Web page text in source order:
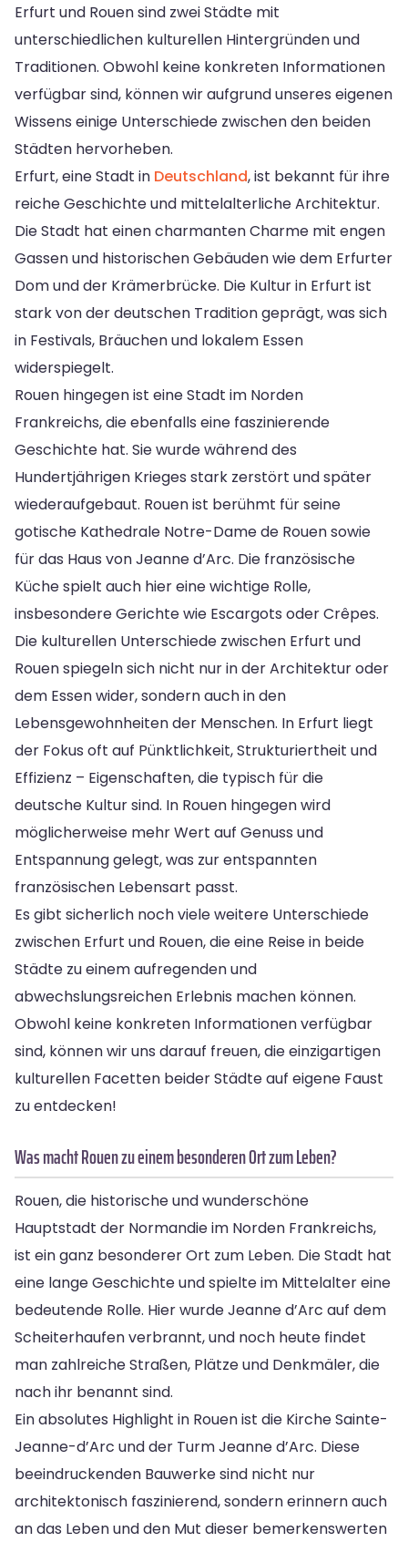
Erfurt und Rouen sind zwei Städte mit
unterschiedlichen kulturellen Hintergründen und
Traditionen. Obwohl keine konkreten Informationen
verfügbar sind, können wir aufgrund unseres eigenen
Wissens einige Unterschiede zwischen den beiden
Städten hervorheben.
Erfurt, eine Stadt in Deutschland, ist bekannt für ihre
reiche Geschichte und mittelalterliche Architektur.
Die Stadt hat einen charmanten Charme mit engen
Gassen und historischen Gebäuden wie dem Erfurter
Dom und der Krämerbrücke. Die Kultur in Erfurt ist
stark von der deutschen Tradition geprägt, was sich
in Festivals, Bräuchen und lokalem Essen
widerspiegelt.
Rouen hingegen ist eine Stadt im Norden
Frankreichs, die ebenfalls eine faszinierende
Geschichte hat. Sie wurde während des
Hundertjährigen Krieges stark zerstört und später
wiederaufgebaut. Rouen ist berühmt für seine
gotische Kathedrale Notre-Dame de Rouen sowie
für das Haus von Jeanne d’Arc. Die französische
Küche spielt auch hier eine wichtige Rolle,
insbesondere Gerichte wie Escargots oder Crêpes.
Die kulturellen Unterschiede zwischen Erfurt und
Rouen spiegeln sich nicht nur in der Architektur oder
dem Essen wider, sondern auch in den
Lebensgewohnheiten der Menschen. In Erfurt liegt
der Fokus oft auf Pünktlichkeit, Strukturiertheit und
Effizienz – Eigenschaften, die typisch für die
deutsche Kultur sind. In Rouen hingegen wird
möglicherweise mehr Wert auf Genuss und
Entspannung gelegt, was zur entspannten
französischen Lebensart passt.
Es gibt sicherlich noch viele weitere Unterschiede
zwischen Erfurt und Rouen, die eine Reise in beide
Städte zu einem aufregenden und
abwechslungsreichen Erlebnis machen können.
Obwohl keine konkreten Informationen verfügbar
sind, können wir uns darauf freuen, die einzigartigen
kulturellen Facetten beider Städte auf eigene Faust
zu entdecken!
Was macht Rouen zu einem besonderen Ort zum Leben?
Rouen, die historische und wunderschöne
Hauptstadt der Normandie im Norden Frankreichs,
ist ein ganz besonderer Ort zum Leben. Die Stadt hat
eine lange Geschichte und spielte im Mittelalter eine
bedeutende Rolle. Hier wurde Jeanne d’Arc auf dem
Scheiterhaufen verbrannt, und noch heute findet
man zahlreiche Straßen, Plätze und Denkmäler, die
nach ihr benannt sind.
Ein absolutes Highlight in Rouen ist die Kirche Sainte-
Jeanne-d’Arc und der Turm Jeanne d’Arc. Diese
beeindruckenden Bauwerke sind nicht nur
architektonisch faszinierend, sondern erinnern auch
an das Leben und den Mut dieser bemerkenswerten